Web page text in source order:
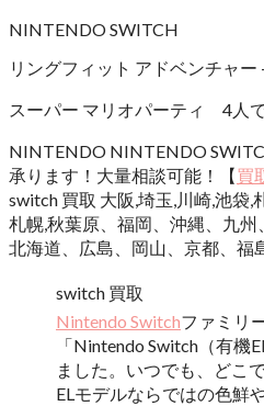
NINTENDO SWITCH
リングフィット アドベンチャー
スーパー マリオパーティ 4人
NINTENDO NINTENDO
承ります！大量相談可能！【買
switch 買取 大阪,埼玉,川崎,池袋,
札幌,秋葉原、福岡、沖縄、九州
北海道、広島、岡山、京都、福
switch 買取
Nintendo Switchファミリ
「Nintendo Switch（有機
ました。いつでも、どこ
ELモデルならではの色鮮